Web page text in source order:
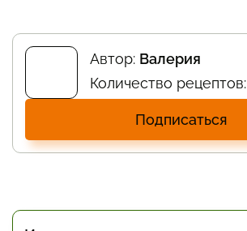
Автор: Валерия
Количество рецептов:
Подписаться